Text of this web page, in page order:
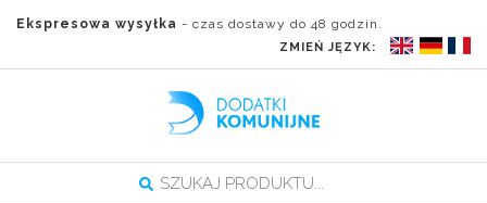
Ekspresowa wysyłka - czas dostawy do 48 godzin.
ZMIEŃ JĘZYK: